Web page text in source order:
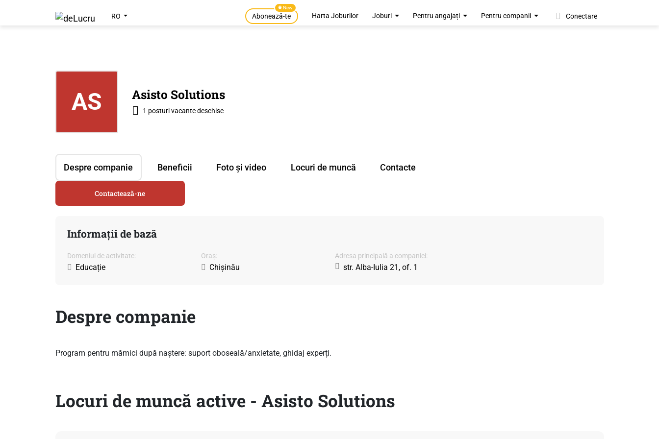
RO
New
Abonează-te Harta Joburilor Joburi Pentru angajați Pentru companii Conectare
AS Asisto Solutions
1 posturi vacante deschise
Despre companie Beneficii Foto și video Locuri de muncă Contacte
Contactează-ne
Informații de bază
Domeniul de activitate:
Educație
Oraș:
Chișinău
Adresa principală a companiei:
str. Alba-Iulia 21, of. 1
Despre companie
Program pentru mămici după naștere: suport oboseală/anxietate, ghidaj experți.
Locuri de muncă active - Asisto Solutions